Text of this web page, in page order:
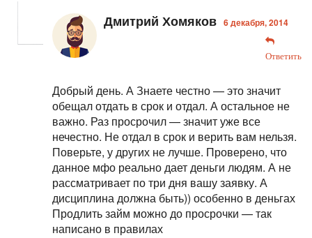
Дмитрий Хомяков 6 декабря, 2014
Ответить
Добрый день. А Знаете честно — это значит
обещал отдать в срок и отдал. А остальное не
важно. Раз просрочил — значит уже все
нечестно. Не отдал в срок и верить вам нельзя.
Поверьте, у других не лучше. Проверено, что
данное мфо реально дает деньги людям. А не
рассматривает по три дня вашу заявку. А
дисциплина должна быть)) особенно в деньгах
Продлить займ можно до просрочки — так
написано в правилах